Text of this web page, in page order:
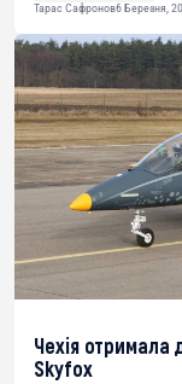
Тарас Сафронов6 Березня,
Чехія отримала
Skyfox